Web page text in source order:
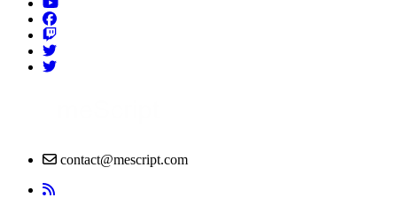
contact@mescript.com